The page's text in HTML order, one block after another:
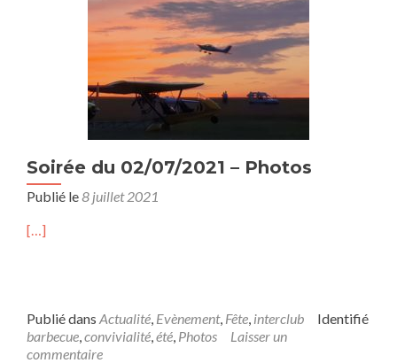
Soirée du 02/07/2021 – Photos
Publié le8 juillet 2021
[…]
Publié dans Actualité, Evènement, Fête, interclub
Identifié
barbecue,convivialité,été, Photos
Laisser un
commentaire